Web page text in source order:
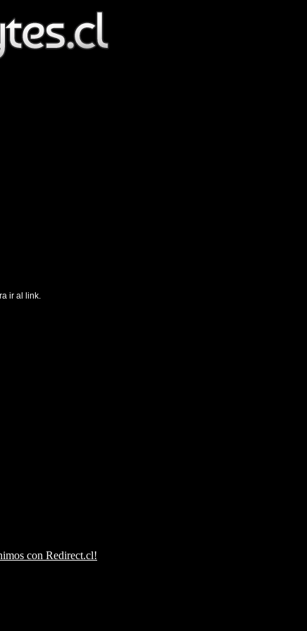
ir al link.
con Redirect.cl!